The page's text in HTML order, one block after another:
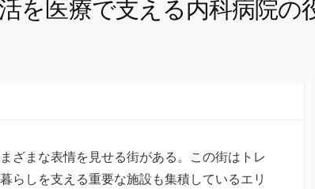
を医療で支える内科病院の
ざまな表情を見せる街がある。 この街はトレ
らしを支える重要な施設も集積しているエリ